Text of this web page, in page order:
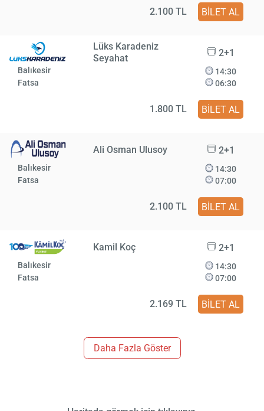
2.100 TL BİLET AL
Lüks Karadeniz
Seyahat
2+1
Balıkesir
Fatsa
14:30
06:30
1.800 TL BİLET AL
Ali Osman Ulusoy 2+1
Balıkesir
Fatsa
14:30
07:00
2.100 TL BİLET AL
Kamil Koç 2+1
Balıkesir
Fatsa
14:30
07:00
2.169 TL BİLET AL
Daha Fazla Göster